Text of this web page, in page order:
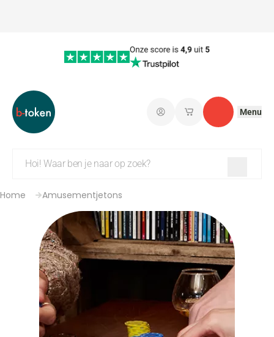
AanmeldenMijn opgeslagen
Contact
Menu
Home Amusementjetons